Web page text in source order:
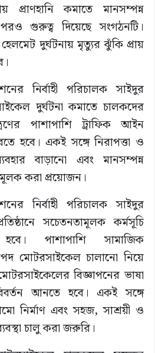
প্রাণহানি কমাতে মানসম্পন্ন
গুরুত্ব দিয়েছে সংগঠনটি।
দুর্ঘটনায় মৃত্যুর ঝুঁকি প্রায়
নির্বাহী পরিচালক সাইদুর
দুর্ঘটনা কমাতে চালকদের
পাশাপাশি ট্রাফিক আইন
হবে। একই সঙ্গে নিরাপত্তা ও
বাড়ানো এবং মানসম্পন্ন
করা প্রয়োজন।
নির্বাহী পরিচালক সাইদুর
সচেতনতামূলক কর্মসূচি
পাশাপাশি সামাজিক
মোটরসাইকেল চালানো নিয়ে
বিজ্ঞাপনের ভাষা
আনতে হবে। একই সঙ্গে
নির্মাণ এবং সহজ, সাশ্রয়ী ও
চালু করা জরুরি।